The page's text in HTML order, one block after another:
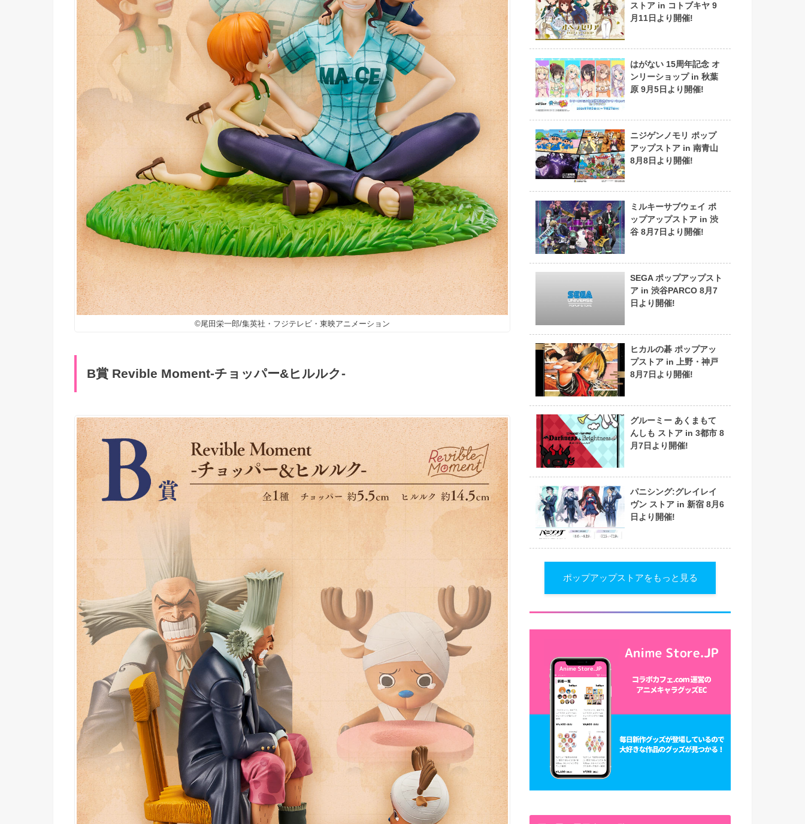
©尾田栄一郎/集英社・フジテレビ・東映アニメーション
B賞 Revible Moment-チョッパー&ヒルルク-
ストア in コトブキヤ 9
月11日より開催!
はがない 15周年記念 オ
ンリーショップ in 秋葉
原 9月5日より開催!
ニジゲンノモリ ポップ
アップストア in 南青山
8月8日より開催!
ミルキーサブウェイ ポ
ップアップストア in 渋
谷 8月7日より開催!
SEGA ポップアップスト
ア in 渋谷PARCO 8月7
日より開催!
ヒカルの碁 ポップアッ
プストア in 上野・神戸
8月7日より開催!
グルーミー あくまもて
んしも ストア in 3都市 8
月7日より開催!
パニシング:グレイレイ
ヴン ストア in 新宿 8月6
日より開催!
ポップアップストアをもっと見る